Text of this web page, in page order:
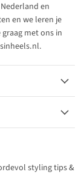
en
en we leren je
met ons in
styling tips &